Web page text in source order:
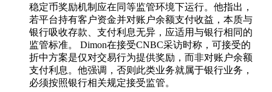
稳定币奖励机制应在同等监管环境下运行。他指出，
若平台持有客户资金并对账户余额支付收益，本质与
银行吸收存款、支付利息无异，应适用与银行相同的
监管标准。 Dimon在接受CNBC采访时称，可接受的
折中方案是仅对交易行为提供奖励，而非对账户余额
支付利息。他强调，否则此类业务就属于银行业务，
必须按照银行相关规定接受监管。